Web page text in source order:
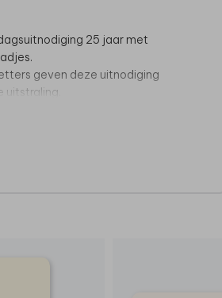
25 jaar met
geven deze uitnodiging
uitstraling.
Wil je iets aanpassen en
graag.